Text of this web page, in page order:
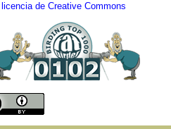
licencia de Creative Commons